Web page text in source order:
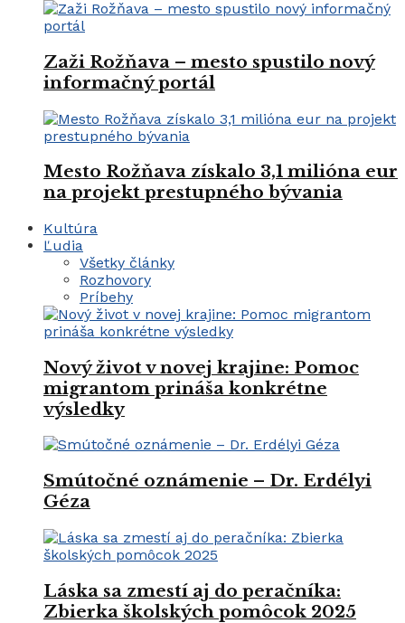
Zaži Rožňava – mesto spustilo nový
informačný portál
Mesto Rožňava získalo 3,1 milióna eur
na projekt prestupného bývania
Kultúra
Ľudia
Všetky články
Rozhovory
Príbehy
Nový život v novej krajine: Pomoc
migrantom prináša konkrétne
výsledky
Smútočné oznámenie – Dr. Erdélyi
Géza
Láska sa zmestí aj do peračníka:
Zbierka školských pomôcok 2025